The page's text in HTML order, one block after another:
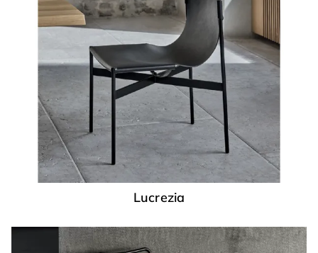
Lucrezia